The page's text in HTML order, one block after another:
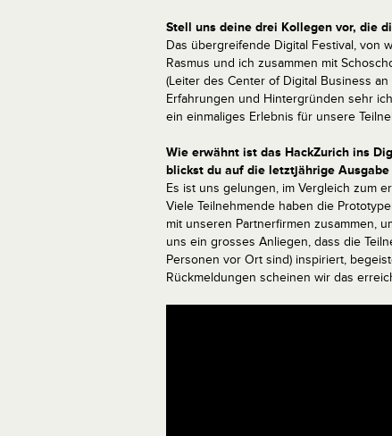
Stell uns deine drei Kollegen vor, die
Das übergreifende Digital Festival, von
Rasmus und ich zusammen mit
(Leiter des Center of Digital Business
Erfahrungen und Hintergründen sehr
ein einmaliges Erlebnis für unsere
Wie erwähnt ist das HackZurich ins
blickst du auf die letztjährige Ausgabe
Es ist uns gelungen, im Vergleich zum
Viele Teilnehmende haben die
mit unseren Partnerfirmen zusammen,
uns ein grosses Anliegen, dass die
Personen vor Ort sind) inspiriert,
Rückmeldungen scheinen wir das